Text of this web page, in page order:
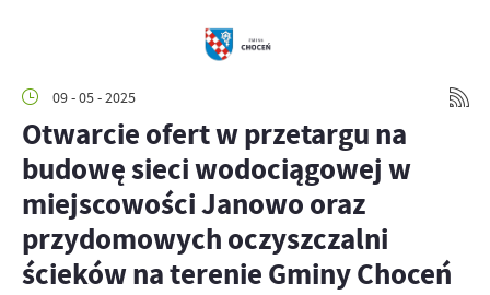
09 - 05 - 2025
Otwarcie ofert w przetargu na
budowę sieci wodociągowej w
miejscowości Janowo oraz
przydomowych oczyszczalni
ścieków na terenie Gminy Choceń